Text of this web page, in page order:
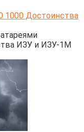
1000 Достоинства
ИЗУ и ИЗУ-1М